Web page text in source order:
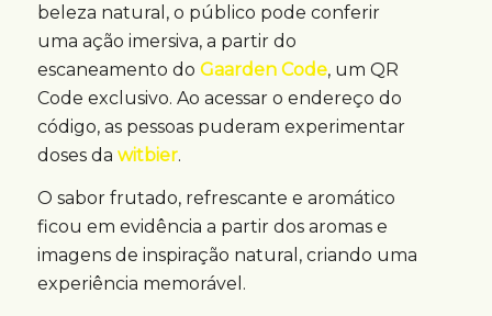
beleza natural, o público pode conferir
uma ação imersiva, a partir do
escaneamento do Gaarden Code, um QR
Code exclusivo. Ao acessar o endereço do
código, as pessoas puderam experimentar
doses da witbier.
O sabor frutado, refrescante e aromático
ficou em evidência a partir dos aromas e
imagens de inspiração natural, criando uma
experiência memorável.